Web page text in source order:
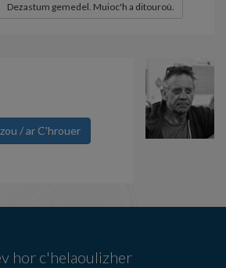
Dezastum gemedel. Muioc'h a ditouroù.
/ ar C'hrouer
hor c'helaoulizher